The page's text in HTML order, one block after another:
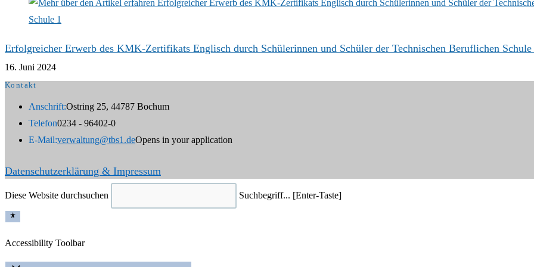
Erfolgreicher Erwerb des KMK-Zertifikats Englisch durch Schülerinnen und Schüler der Technischen Beruflichen Schule
16. Juni 2024
Kontakt
Anschrift:Ostring 25, 44787 Bochum
Telefon0234 - 96402-0
E-Mail:verwaltung@tbs1.deOpens in your application
Datenschutzerklärung & Impressum
Diese Website durchsuchen Suchbegriff... [Enter-Taste]
Accessibility Toolbar